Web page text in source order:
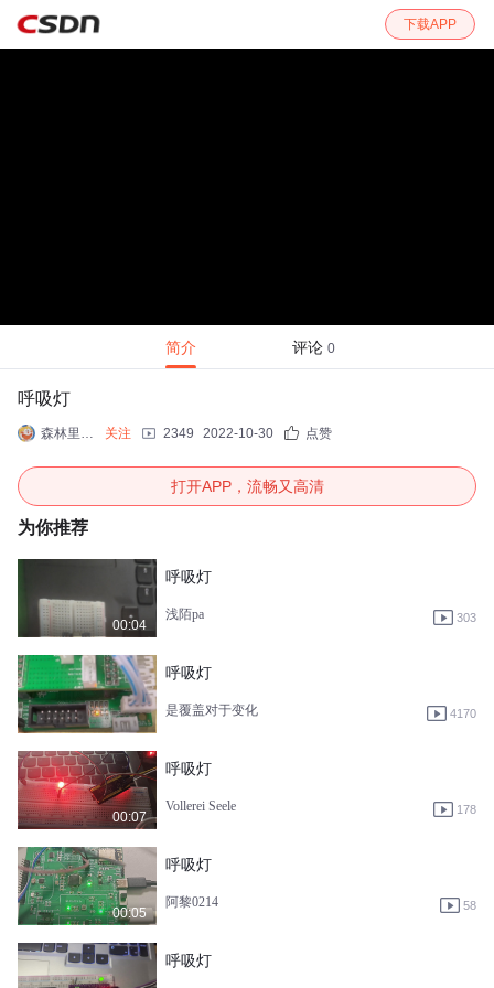
下载APP
简介 评论 0
呼吸灯
森林里有个我 关注 2349 2022-10-30 点赞
打开APP，流畅又高清
为你推荐
00:04
呼吸灯
浅陌pa 303
呼吸灯
是覆盖对于变化 4170
00:07
呼吸灯
Vollerei Seele 178
00:05
呼吸灯
阿黎0214 58
呼吸灯